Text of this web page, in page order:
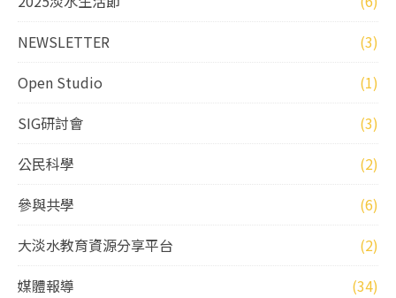
NEWSLETTER
(3)
Open Studio
(1)
SIG研討會
(3)
公民科學
(2)
參與共學
(6)
大淡水教育資源分享平台
(2)
媒體報導
(34)